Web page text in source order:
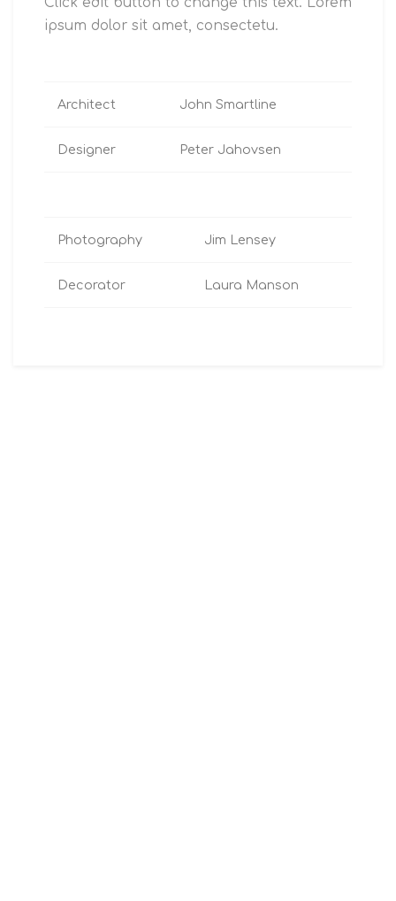
ipsum dolor sit amet, consectetu.
Architect John Smartline
Designer Peter Jahovsen
Photography Jim Lensey
Decorator Laura Manson